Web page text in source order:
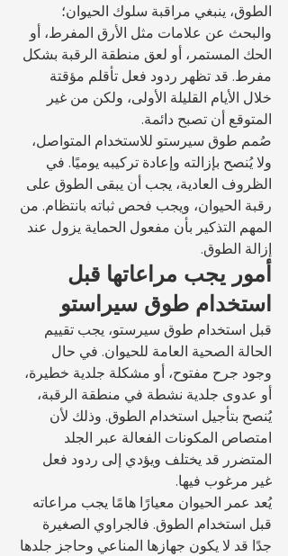
الطوق، ينبغي مراقبة سلوك الحيوان؛
والبحث عن علامات مثل الأرق المفرط، أو
الحك المستمر، أو لعق منطقة الرقبة بشكل
مفرط. قد تظهر ردود فعل تأقلم مؤقتة
خلال الأيام القليلة الأولى، ولكن من غير
المتوقع أن تصبح دائمة.
صُمم طوق سيرستو للاستخدام المتواصل،
ولا يُنصح بإزالته وإعادة تركيبه يوميًا. في
الظروف العادية، يجب أن يبقى الطوق على
رقبة الحيوان، ويجب فحص ثباته بانتظام. من
المهم التذكير بأن مفعول الحماية يزول عند
إزالة الطوق.
أمور يجب مراعاتها قبل
استخدام طوق سيراستو
قبل استخدام طوق سيرستو، يجب تقييم
الحالة الصحية العامة للحيوان. في حال
وجود جرح مفتوح، أو مشكلة جلدية خطيرة،
أو عدوى جلدية نشطة في منطقة الرقبة،
يُنصح بتأجيل استخدام الطوق. وذلك لأن
امتصاص المكونات الفعالة عبر الجلد
المتضرر قد يختلف ويؤدي إلى ردود فعل
غير مرغوب فيها.
يُعد عمر الحيوان معيارًا هامًا يجب مراعاته
قبل استخدام الطوق. فالجراوي الصغيرة
جدًا قد لا يكون جهازها المناعي وحاجز جلدها